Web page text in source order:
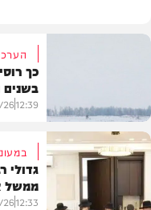
כך
בשנים
12:39
גדולי
ממשל
12:33